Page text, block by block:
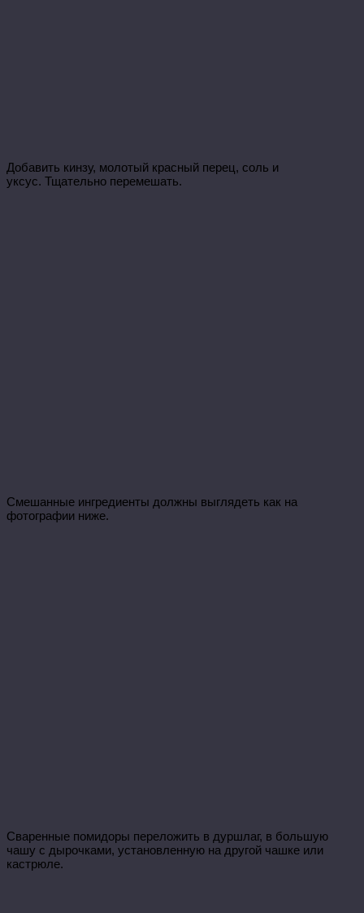
Добавить кинзу, молотый красный перец, соль и
уксус. Тщательно перемешать.
Смешанные ингредиенты должны выглядеть как на
фотографии ниже.
Сваренные помидоры переложить в дуршлаг, в большую
чашу с дырочками, установленную на другой чашке или
кастрюле.